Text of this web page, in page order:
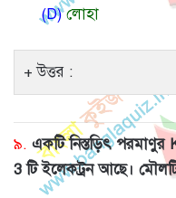
(D)লােহা
উত্তর :
৯. একটি নিস্তড়িৎ পরমাণুর
3 টি ইলেকট্রন আছে।